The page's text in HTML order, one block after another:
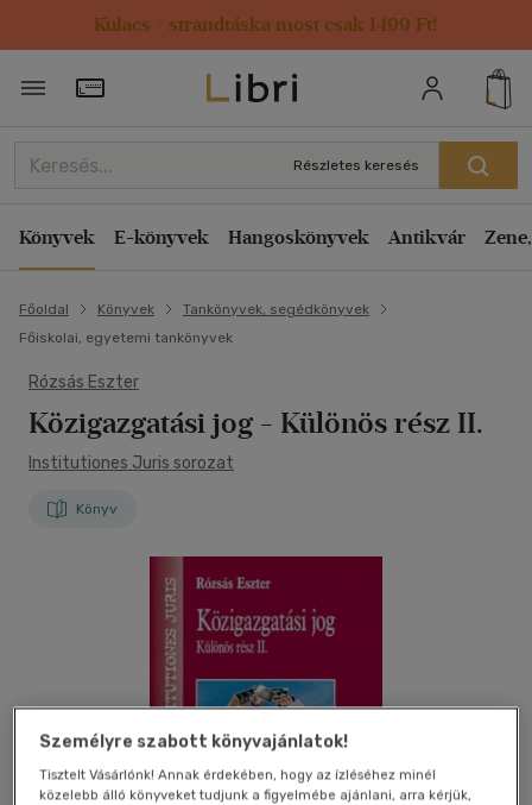
Kulacs / strandtáska most csak 1499 Ft!
Törzsvásárlói Kártya adatai
Részletes keresés
Könyvek E-könyvek Hangoskönyvek Antikvár
Főoldal Könyvek
Tankönyvek, segédkönyvek
Főiskolai, egyetemi tankönyvek
Rózsás Eszter
Közigazgatási jog - Különös rész II.
Institutiones Juris sorozat
Könyv
Személyre szabott könyvajánlatok!
Tisztelt Vásárlónk! Annak érdekében, hogy az ízléséhez minél
közelebb álló könyveket tudjunk a figyelmébe ajánlani, arra kérjük,